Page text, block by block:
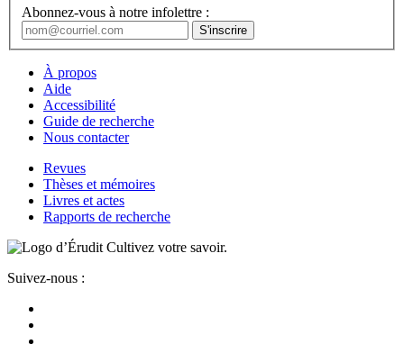
Abonnez-vous à notre infolettre :
À propos
Aide
Accessibilité
Guide de recherche
Nous contacter
Revues
Thèses et mémoires
Livres et actes
Rapports de recherche
Cultivez votre savoir.
Suivez-nous :